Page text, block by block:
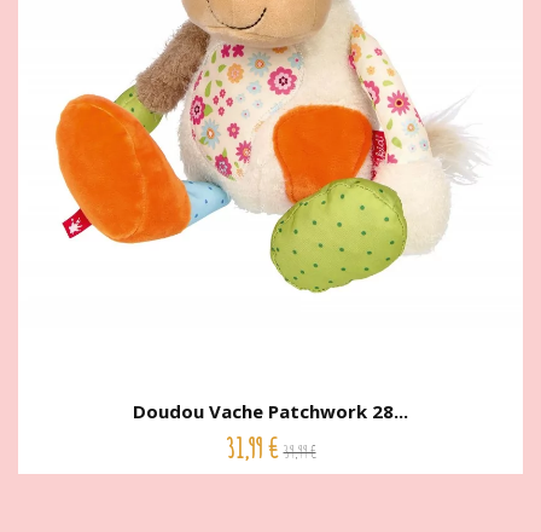
Doudou Vache Patchwork 28...
31,99 € 39,99 €